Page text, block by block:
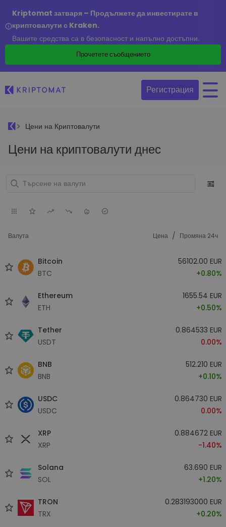
Kriptomat затваря – Продължете да инвестирате в
криптовалути с Kraken.
Вашите средства са в безопасност и напълно достъпни.
Прочетете съобщението
Регистрация
Цени на Криптовалути
Цени на криптовалути днес
Валута Цена / Промяна 24ч
Bitcoin
BTC
56102.00 EUR
+0.80%
Ethereum
ETH
1655.54 EUR
+0.50%
Tether
USDT
0.864533 EUR
0.00%
BNB
BNB
512.210 EUR
+0.10%
USDC
USDC
0.864730 EUR
0.00%
XRP
XRP
0.884672 EUR
-1.40%
Solana
SOL
63.690 EUR
+1.20%
TRON
TRX
0.283193000 EUR
+0.20%